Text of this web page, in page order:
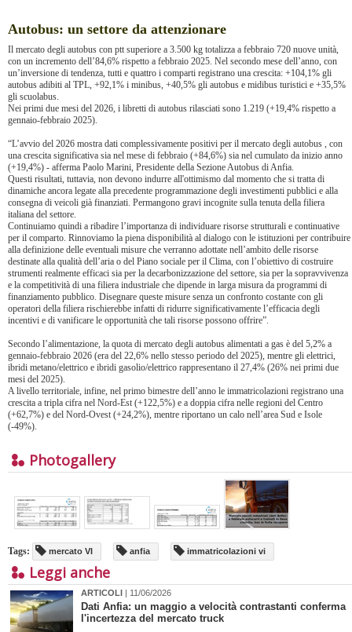
Autobus: un settore da attenzionare
Il mercato degli autobus con ptt superiore a 3.500 kg totalizza a febbraio 720 nuove unità,
con un incremento dell’84,6% rispetto a febbraio 2025. Nel secondo mese dell’anno, con
un’inversione di tendenza, tutti e quattro i comparti registrano una crescita: +104,1% gli
autobus adibiti al TPL, +92,1% i minibus, +40,5% gli autobus e midibus turistici e +35,5%
gli scuolabus.
Nei primi due mesi del 2026, i libretti di autobus rilasciati sono 1.219 (+19,4% rispetto a
gennaio-febbraio 2025).
“L’avvio del 2026 mostra dati complessivamente positivi per il mercato degli autobus , con
una crescita significativa sia nel mese di febbraio (+84,6%) sia nel cumulato da inizio anno
(+19,4%) - afferma Paolo Marini, Presidente della Sezione Autobus di Anfia.
Questi risultati, tuttavia, non devono indurre all'ottimismo dal momento che si tratta di
dinamiche ancora legate alla precedente programmazione degli investimenti pubblici e alla
consegna di veicoli già finanziati. Permangono gravi incognite sulla tenuta della filiera
italiana del settore.
Continuiamo quindi a ribadire l’importanza di individuare risorse strutturali e continuative
per il comparto. Rinnoviamo la piena disponibilità al dialogo con le istituzioni per contribuire
alla definizione delle eventuali misure che verranno adottate nell’ambito delle risorse
destinate alla qualità dell’aria o del Piano sociale per il Clima, con l’obiettivo di costruire
strumenti realmente efficaci sia per la decarbonizzazione del settore, sia per la sopravvivenza
e la competitività di una filiera industriale che dipende in larga misura da programmi di
finanziamento pubblico. Disegnare queste misure senza un confronto costante con gli
operatori della filiera rischierebbe infatti di ridurre significativamente l’efficacia degli
incentivi e di vanificare le opportunità che tali risorse possono offrire”.
Secondo l’alimentazione, la quota di mercato degli autobus alimentati a gas è del 5,2% a
gennaio-febbraio 2026 (era del 22,6% nello stesso periodo del 2025), mentre gli elettrici,
ibridi metano/elettrico e ibridi gasolio/elettrico rappresentano il 27,4% (26% nei primi due
mesi del 2025).
A livello territoriale, infine, nel primo bimestre dell’anno le immatricolazioni registrano una
crescita a tripla cifra nel Nord-Est (+122,5%) e a doppia cifra nelle regioni del Centro
(+62,7%) e del Nord-Ovest (+24,2%), mentre riportano un calo nell’area Sud e Isole
(-49%).
Photogallery
Tags: mercato VI anfia immatricolazioni vi
Leggi anche
ARTICOLI | 11/06/2026
Dati Anfia: un maggio a velocità contrastanti conferma
l'incertezza del mercato truck